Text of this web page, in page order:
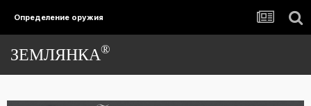
Определение оружия
ЗЕМЛЯНКА®